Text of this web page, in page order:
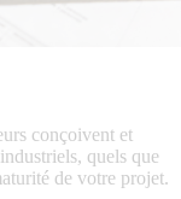
conçoivent et
quels que
de votre projet.